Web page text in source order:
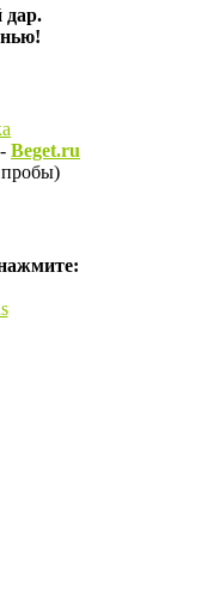
дар.
Beget.ru
пробы)